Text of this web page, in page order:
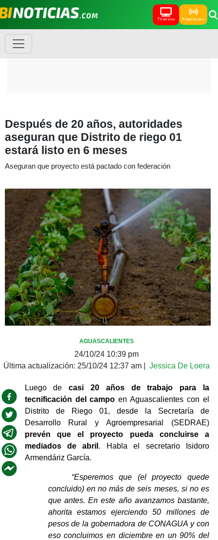
TV en vivo Radio en vivo
Después de 20 años, autoridades
aseguran que Distrito de riego 01
estará listo en 6 meses
Aseguran que proyecto está pactado con federación
AGUASCALIENTES
24/10/24 10:39 pm
Última actualización: 25/10/24 12:37 am Jessica De Loera
Luego de casi 20 años de trabajo para la
tecnificación del campo en Aguascalientes con el
Distrito de Riego 01, desde la Secretaría de
Desarrollo Rural y Agroempresarial (SEDRAE)
prevén que el proyecto pueda concluirse a
mediados de abril . Habla el secretario Isidoro
Armendáriz García.
“Esperemos que (el proyecto quede
concluido) en no más de seis meses, si no es
que antes. En este año avanzamos bastante,
ahorita estamos ejerciendo 50 millones de
pesos de la gobernadora de CONAGUA y con
eso concluimos en diciembre en un 90% del